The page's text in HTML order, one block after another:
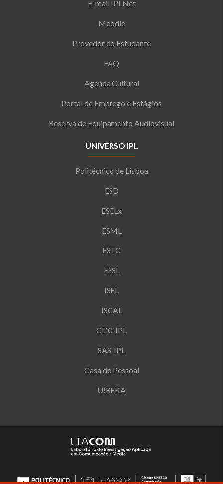
E-mail IPLNet
Moodle
Provedor do Estudante
FAQ
Agenda Cultural
Portal de Emprego e Estágios
Reserva de Equipamento Audiovisual
UNIVERSO IPL
Politécnico de Lisboa
ESD
ESELx
ESML
ESTC
ESSL
ISEL
ISCAL
CLiC-IPL
SAS-IPL
Casa do Pessoal
U!REKA